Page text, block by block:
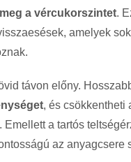
a vércukorszintet.
amelyek
távon előny.
, és csökkentheti
Emellett a tartós
az anyagcsere